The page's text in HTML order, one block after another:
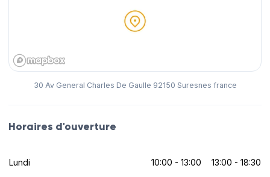
30 Av General Charles De Gaulle 92150 Suresnes france
Horaires d'ouverture
Lundi 10:00 - 13:00 13:00 - 18:30